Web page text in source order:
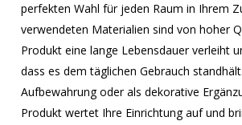
perfekten Wahl für jeden Raum in Ihrem
verwendeten Materialien sind von hoher
Produkt eine lange Lebensdauer verleiht
dass es dem täglichen Gebrauch
Aufbewahrung oder als dekorative
Produkt wertet Ihre Einrichtung auf und